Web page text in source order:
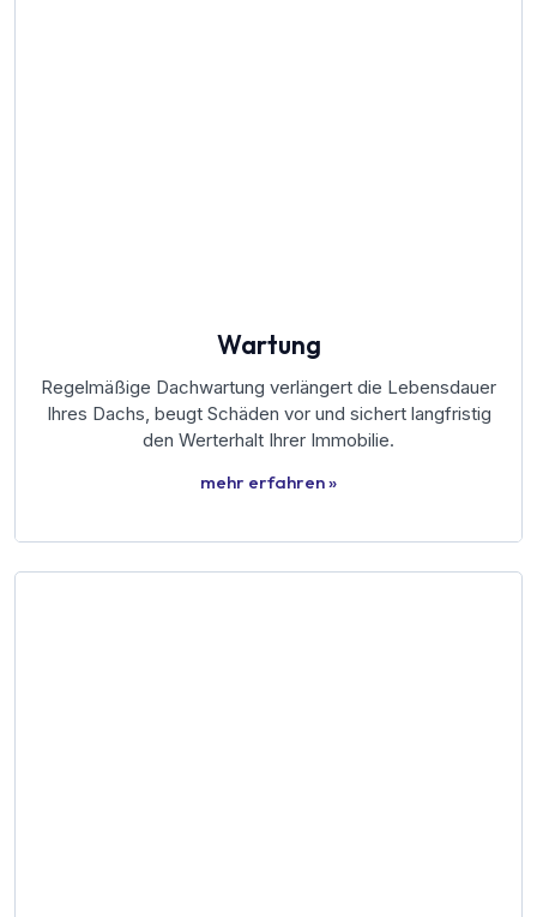
Wartung
Regelmäßige Dachwartung verlängert die Lebensdauer
Ihres Dachs, beugt Schäden vor und sichert langfristig
den Werterhalt Ihrer Immobilie.
mehr erfahren »